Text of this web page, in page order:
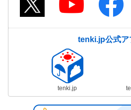
tenki.jp公式ア
tenki.jp